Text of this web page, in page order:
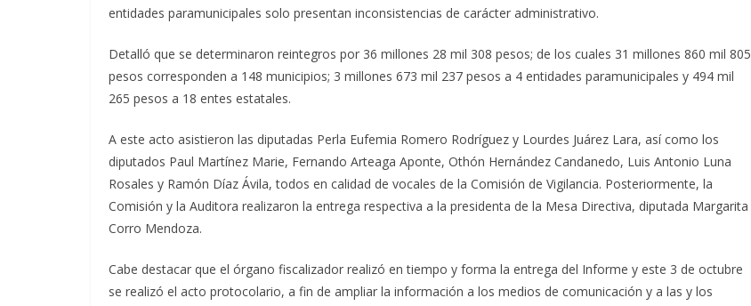
entidades paramunicipales solo presentan inconsistencias de carácter administrativo.
Detalló que se determinaron reintegros por 36 millones 28 mil 308 pesos; de los cuales 31 millones 860 mil 805
pesos corresponden a 148 municipios; 3 millones 673 mil 237 pesos a 4 entidades paramunicipales y 494 mil
265 pesos a 18 entes estatales.
A este acto asistieron las diputadas Perla Eufemia Romero Rodríguez y Lourdes Juárez Lara, así como los
diputados Paul Martínez Marie, Fernando Arteaga Aponte, Othón Hernández Candanedo, Luis Antonio Luna
Rosales y Ramón Díaz Ávila, todos en calidad de vocales de la Comisión de Vigilancia. Posteriormente, la
Comisión y la Auditora realizaron la entrega respectiva a la presidenta de la Mesa Directiva, diputada Margarita
Corro Mendoza.
Cabe destacar que el órgano fiscalizador realizó en tiempo y forma la entrega del Informe y este 3 de octubre
se realizó el acto protocolario, a fin de ampliar la información a los medios de comunicación y a las y los